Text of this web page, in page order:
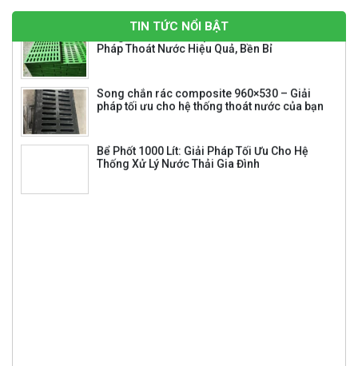
Đỉnh Hóa Vàng Cao Cấp – Công nghệ cao – Composite
TIN TỨC NỔI BẬT
Bể Phốt 1000 Lít: Giải Pháp Tối Ưu Cho Hệ
Thống Xử Lý Nước Thải Gia Đình